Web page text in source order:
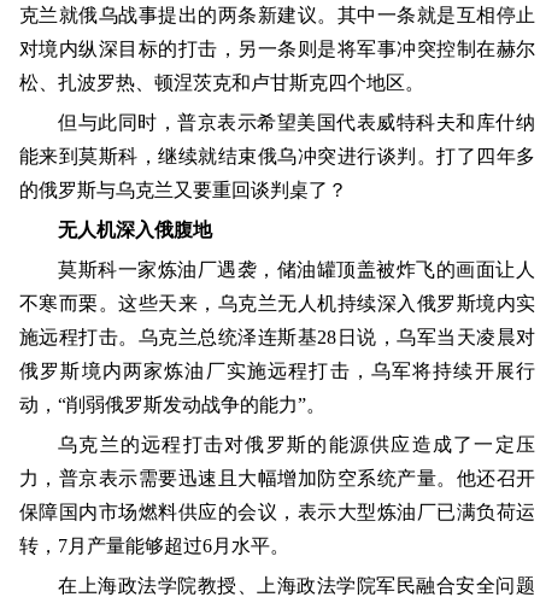
克兰就俄乌战事提出的两条新建议。其中一条就是互相停止
对境内纵深目标的打击，另一条则是将军事冲突控制在赫尔
松、扎波罗热、顿涅茨克和卢甘斯克四个地区。
但与此同时，普京表示希望美国代表威特科夫和库什纳
能来到莫斯科，继续就结束俄乌冲突进行谈判。打了四年多
的俄罗斯与乌克兰又要重回谈判桌了？
无人机深入俄腹地
莫斯科一家炼油厂遇袭，储油罐顶盖被炸飞的画面让人
不寒而栗。这些天来，乌克兰无人机持续深入俄罗斯境内实
施远程打击。乌克兰总统泽连斯基28日说，乌军当天凌晨对
俄罗斯境内两家炼油厂实施远程打击，乌军将持续开展行
动，“削弱俄罗斯发动战争的能力”。
乌克兰的远程打击对俄罗斯的能源供应造成了一定压
力，普京表示需要迅速且大幅增加防空系统产量。他还召开
保障国内市场燃料供应的会议，表示大型炼油厂已满负荷运
转，7月产量能够超过6月水平。
在上海政法学院教授、上海政法学院军民融合安全问题